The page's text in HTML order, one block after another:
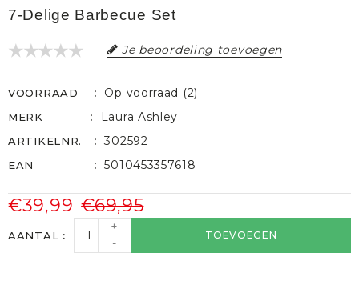
7-Delige Barbecue Set
Je beoordeling toevoegen
VOORRAAD Op voorraad (2)
MERK Laura Ashley
ARTIKELNR. 302592
EAN 5010453357618
€69,95
€39,99
AANTAL
+
-
TOEVOEGEN